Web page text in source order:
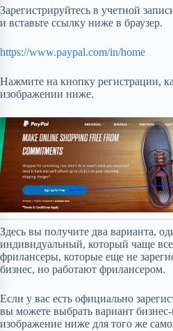
Зарегистрируйтесь в учетной
и вставьте ссылку ниже в браузер.
https://www.paypal.com/in/home
Нажмите на кнопку регистрации,
изображении ниже.
Здесь вы получите два варианта,
индивидуальный, который чаще
фрилансеры, которые еще не
бизнес, но работают фрилансером.
Если у вас есть официально
вы можете выбрать вариант
изображение ниже для того же